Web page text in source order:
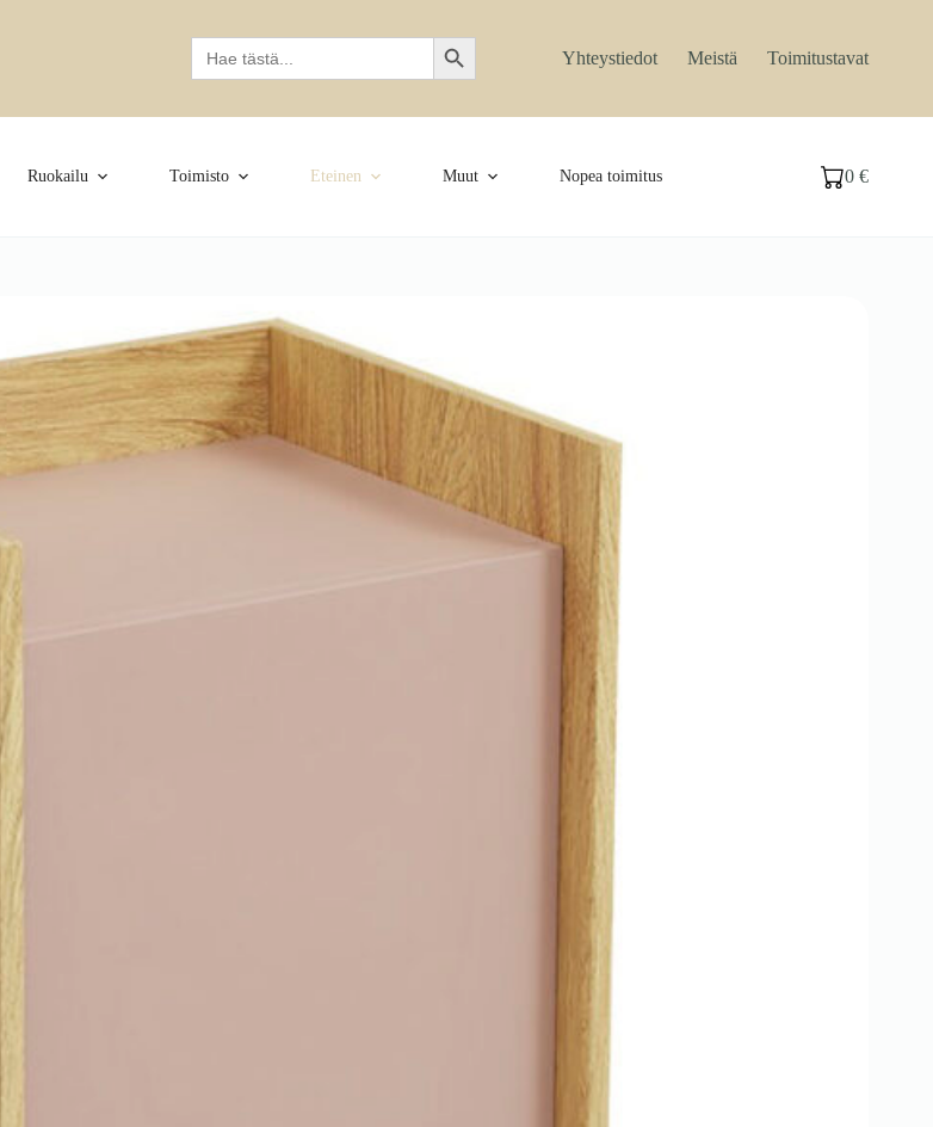
Search
for:
Search Button Yhteystiedot Meistä Toimitustavat
Ruokailu Toimisto Eteinen Muut Nopea toimitus Ostoskori
0€